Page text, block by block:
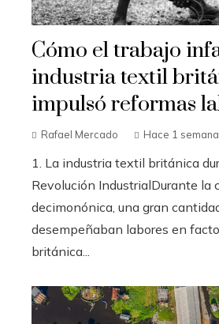
Cómo el trabajo
industria textil
impulsó reformas
Rafael Mercado Hace 1 semana
1. La industria textil británica
Revolución IndustrialDurante la
decimonónica, una gran
desempeñaban labores en
británica...